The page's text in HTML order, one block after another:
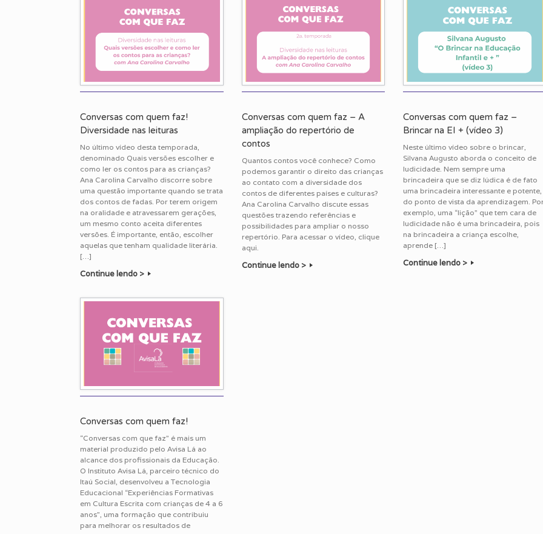
Conversas com quem faz!
Diversidade nas leituras
No último vídeo desta temporada,
denominado Quais versões escolher e
como ler os contos para as crianças?
Ana Carolina Carvalho discorre sobre
uma questão importante quando se trata
dos contos de fadas. Por terem origem
na oralidade e atravessarem gerações,
um mesmo conto aceita diferentes
versões. É importante, então, escolher
aquelas que tenham qualidade literária.
[…]
Continue lendo >
Conversas com quem faz – A
ampliação do repertório de
contos
Quantos contos você conhece? Como
podemos garantir o direito das crianças
ao contato com a diversidade dos
contos de diferentes países e culturas?
Ana Carolina Carvalho discute essas
questões trazendo referências e
possibilidades para ampliar o nosso
repertório. Para acessar o vídeo, clique
aqui.
Continue lendo >
Conversas com quem faz –
Brincar na EI + (vídeo 3)
Neste último vídeo sobre o brincar,
Silvana Augusto aborda o conceito de
ludicidade. Nem sempre uma
brincadeira que se diz lúdica é de fato
uma brincadeira interessante e potente,
do ponto de vista da aprendizagem.
exemplo, uma “lição” que tem cara de
ludicidade não é uma brincadeira, pois
na brincadeira a criança escolhe,
aprende […]
Continue lendo >
Conversas com quem faz!
“Conversas com que faz” é mais um
material produzido pelo Avisa Lá ao
alcance dos profissionais da Educação.
O Instituto Avisa Lá, parceiro técnico do
Itaú Social, desenvolveu a Tecnologia
Educacional “Experiências Formativas
em Cultura Escrita com crianças de 4 a 6
anos”, uma formação que contribuiu
para melhorar os resultados de